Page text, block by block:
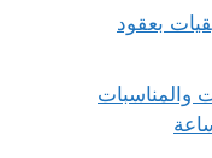
بعقود
والمناسبات